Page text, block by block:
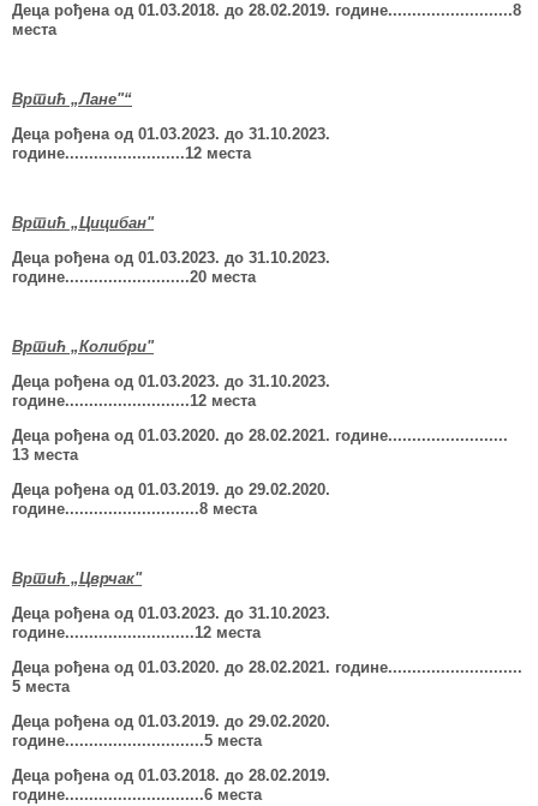
Деца рођена од 01.03.2018. до 28.02.2019. године..........................8
места
Вртић „Лане"“
Деца рођена од 01.03.2023. до 31.10.2023.
године.........................12 места
Вртић „Цицибан"
Деца рођена од 01.03.2023. до 31.10.2023.
године..........................20 места
Вртић „Колибри"
Деца рођена од 01.03.2023. до 31.10.2023.
године..........................12 места
Деца рођена од 01.03.2020. до 28.02.2021. године.........................
13 места
Деца рођена од 01.03.2019. до 29.02.2020.
године............................8 места
Вртић „Цврчак"
Деца рођена од 01.03.2023. до 31.10.2023.
године...........................12 места
Деца рођена од 01.03.2020. до 28.02.2021. године............................
5 места
Деца рођена од 01.03.2019. до 29.02.2020.
године.............................5 места
Деца рођена од 01.03.2018. до 28.02.2019.
године.............................6 места